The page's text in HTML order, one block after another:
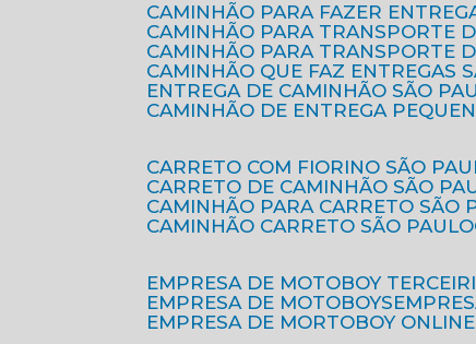
CAMINHÃO PARA FAZER
CAMINHÃO PARA TRANSPORTE
CAMINHÃO PARA TRANSPORTE
CAMINHÃO QUE FAZ ENTREGAS
ENTREGA DE CAMINHÃO SÃO
CAMINHÃO DE ENTREGA
CARRETO COM FIORINO SÃO
CARRETO DE CAMINHÃO SÃO
CAMINHÃO PARA CARRETO SÃO
CAMINHÃO CARRETO SÃO PAULO
EMPRESA DE MOTOBOY
EMPRESA DE MOTOBOYS
EMPRESA DE MORTOBOY ONLINE